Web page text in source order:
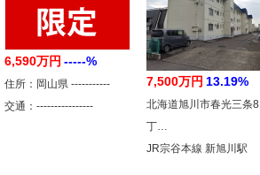
6,590万円 -----%
住所：岡山県 -----------
交通：----------------
7,500万円 13.19%
北海道旭川市春光三条8
丁…
JR宗谷本線 新旭川駅